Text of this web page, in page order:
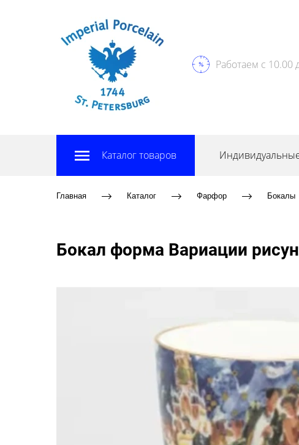
Работаем с 10.00
Каталог товаров
Главная Каталог Фарфор Бокалы
Бокал форма Вариации